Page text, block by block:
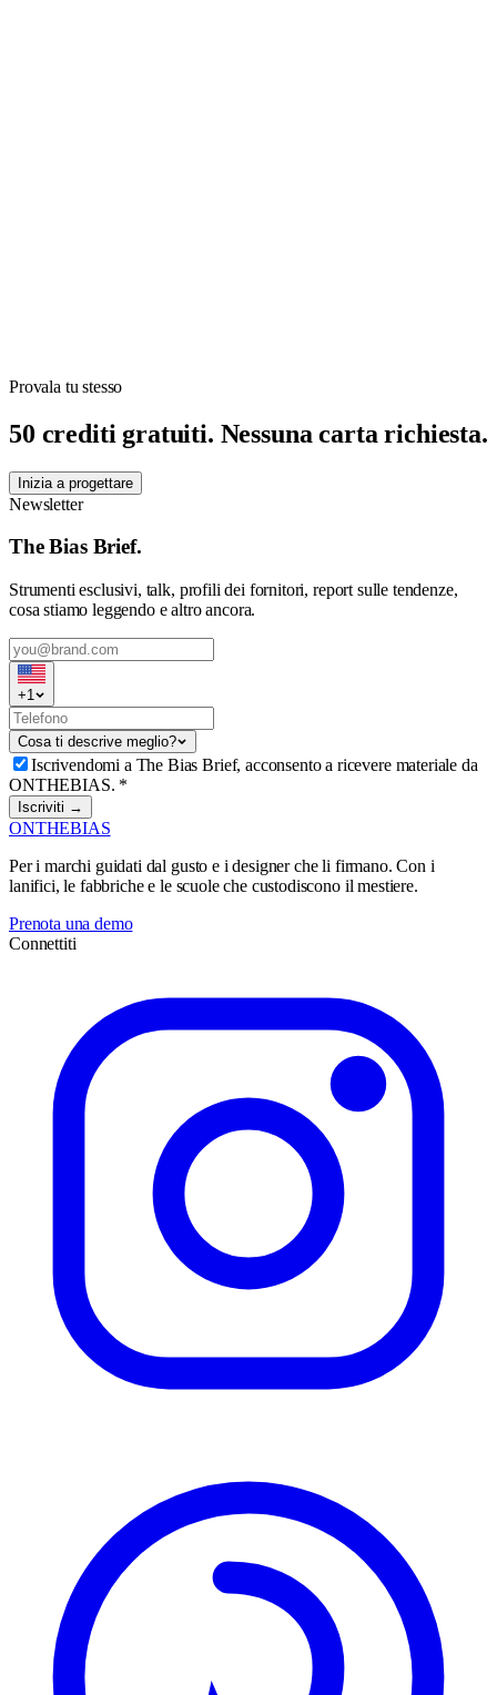
Provala tu stesso
50 crediti gratuiti. Nessuna carta richiesta.
Inizia a progettare
Newsletter
The Bias Brief.
Strumenti esclusivi, talk, profili dei fornitori, report sulle tendenze,
cosa stiamo leggendo e altro ancora.
+1
Cosa ti descrive meglio?
Iscrivendomi a The Bias Brief, acconsento a ricevere materiale da
ONTHEBIAS. *
Iscriviti →
ONTHEBIAS
Per i marchi guidati dal gusto e i designer che li firmano. Con i
lanifici, le fabbriche e le scuole che custodiscono il mestiere.
Prenota una demo
Connettiti